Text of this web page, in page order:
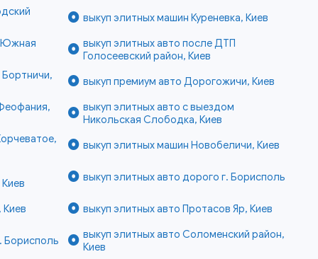
выкуп элитных машин Куреневка, Киев
Южная
выкуп элитных авто после ДТП
Голосеевский район, Киев
Бортничи,
выкуп премиум авто Дорогожичи, Киев
выкуп элитных авто с выездом
Никольская Слободка, Киев
выкуп элитных машин Новобеличи, Киев
выкуп элитных авто дорого г. Борисполь
Киев выкуп элитных авто Протасов Яр, Киев
Борисполь
выкуп элитных авто Соломенский район,
Киев